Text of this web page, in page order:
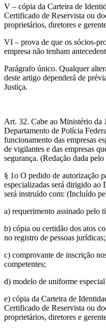
V – cópia da Carteira de
Certificado de Reservista ou
proprietários, diretores e
VI – prova de que os sócios-
empresa não tenham
Parágrafo único. Qualquer
deste artigo dependerá de
Justiça.
Art. 32. Cabe ao Ministério da
Departamento de Polícia
funcionamento das empresas
de vigilantes e das empresas
segurança. (Redação dada
§ 1o O pedido de autorização
especializadas será dirigido ao
será instruído com: (Incluído
a) requerimento assinado pelo
b) cópia ou certidão dos atos
no registro de pessoas jurídicas;
c) comprovante de inscrição
competentes;
d) modelo de uniforme
e) cópia da Carteira de
Certificado de Reservista ou
proprietários, diretores e